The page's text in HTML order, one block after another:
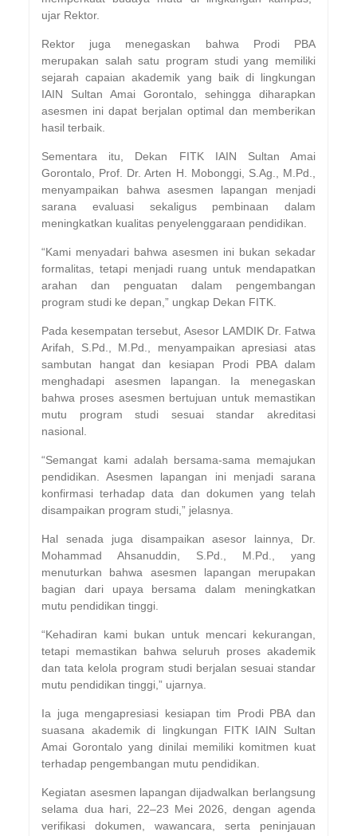
ujar Rektor.
Rektor juga menegaskan bahwa Prodi PBA
merupakan salah satu program studi yang memiliki
sejarah capaian akademik yang baik di lingkungan
IAIN Sultan Amai Gorontalo, sehingga diharapkan
asesmen ini dapat berjalan optimal dan memberikan
hasil terbaik.
Sementara itu, Dekan FITK IAIN Sultan Amai
Gorontalo, Prof. Dr. Arten H. Mobonggi, S.Ag., M.Pd.,
menyampaikan bahwa asesmen lapangan menjadi
sarana evaluasi sekaligus pembinaan dalam
meningkatkan kualitas penyelenggaraan pendidikan.
“Kami menyadari bahwa asesmen ini bukan sekadar
formalitas, tetapi menjadi ruang untuk mendapatkan
arahan dan penguatan dalam pengembangan
program studi ke depan,” ungkap Dekan FITK.
Pada kesempatan tersebut, Asesor LAMDIK Dr. Fatwa
Arifah, S.Pd., M.Pd., menyampaikan apresiasi atas
sambutan hangat dan kesiapan Prodi PBA dalam
menghadapi asesmen lapangan. Ia menegaskan
bahwa proses asesmen bertujuan untuk memastikan
mutu program studi sesuai standar akreditasi
nasional.
“Semangat kami adalah bersama-sama memajukan
pendidikan. Asesmen lapangan ini menjadi sarana
konfirmasi terhadap data dan dokumen yang telah
disampaikan program studi,” jelasnya.
Hal senada juga disampaikan asesor lainnya, Dr.
Mohammad Ahsanuddin, S.Pd., M.Pd., yang
menuturkan bahwa asesmen lapangan merupakan
bagian dari upaya bersama dalam meningkatkan
mutu pendidikan tinggi.
“Kehadiran kami bukan untuk mencari kekurangan,
tetapi memastikan bahwa seluruh proses akademik
dan tata kelola program studi berjalan sesuai standar
mutu pendidikan tinggi,” ujarnya.
Ia juga mengapresiasi kesiapan tim Prodi PBA dan
suasana akademik di lingkungan FITK IAIN Sultan
Amai Gorontalo yang dinilai memiliki komitmen kuat
terhadap pengembangan mutu pendidikan.
Kegiatan asesmen lapangan dijadwalkan berlangsung
selama dua hari, 22–23 Mei 2026, dengan agenda
verifikasi dokumen, wawancara, serta peninjauan